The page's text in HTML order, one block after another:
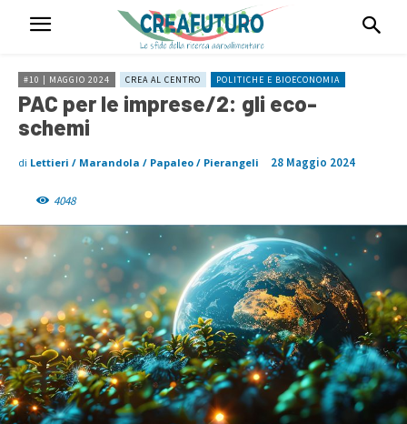
#10 | MAGGIO 2024 CREA AL CENTRO POLITICHE E BIOECONOMIA
PAC per le imprese/2: gli eco-
schemi
di Lettieri / Marandola / Papaleo / Pierangeli 28 Maggio 2024
4048